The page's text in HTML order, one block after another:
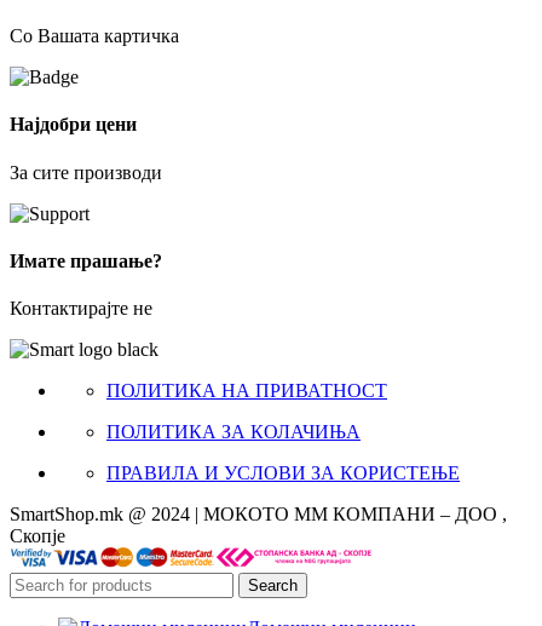
Со Вашата картичка
Најдобри цени
За сите производи
Имате прашање?
Контактирајте не
ПОЛИТИКА НА ПРИВАТНОСТ
ПОЛИТИКА ЗА КОЛАЧИЊА
ПРАВИЛА И УСЛОВИ ЗА КОРИСТЕЊЕ
SmartShop.mk @ 2024 | МОКОТО ММ КОМПАНИ – ДОО ,
Скопје
Search